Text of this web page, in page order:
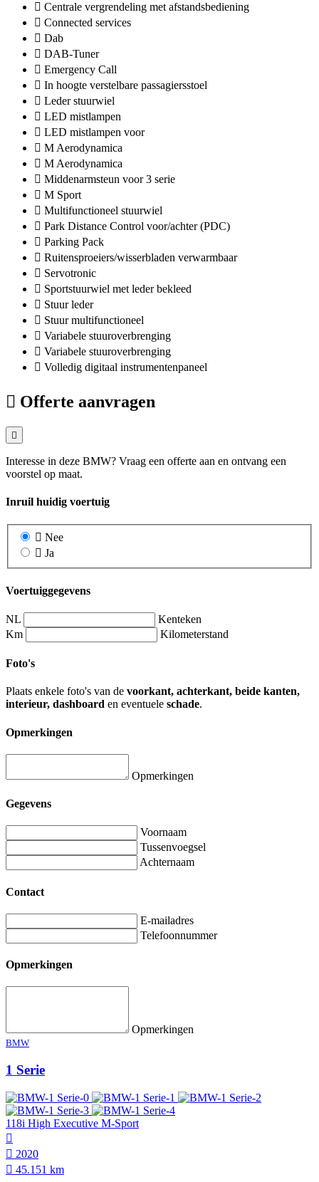
Centrale vergrendeling met afstandsbediening
Connected services
Dab
DAB-Tuner
Emergency Call
In hoogte verstelbare passagiersstoel
Leder stuurwiel
LED mistlampen
LED mistlampen voor
M Aerodynamica
M Aerodynamica
Middenarmsteun voor 3 serie
M Sport
Multifunctioneel stuurwiel
Park Distance Control voor/achter (PDC)
Parking Pack
Ruitensproeiers/wisserbladen verwarmbaar
Servotronic
Sportstuurwiel met leder bekleed
Stuur leder
Stuur multifunctioneel
Variabele stuuroverbrenging
Variabele stuuroverbrenging
Volledig digitaal instrumentenpaneel
Offerte aanvragen
Interesse in deze BMW? Vraag een offerte aan en ontvang een
voorstel op maat.
Inruil huidig voertuig
Nee
Ja
Voertuiggegevens
NL
Kenteken
Km
Kilometerstand
Foto's
Plaats enkele foto's van de voorkant, achterkant, beide kanten,
interieur, dashboard en eventuele schade.
Opmerkingen
Opmerkingen
Gegevens
Voornaam
Tussenvoegsel
Achternaam
Contact
E-mailadres
Telefoonnummer
Opmerkingen
Opmerkingen
BMW
1 Serie
118i High Executive M-Sport
2020
45.151 km